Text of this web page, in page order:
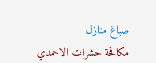
ح
ث
صباغ منازل
مكافحة حشرات الاحمدي